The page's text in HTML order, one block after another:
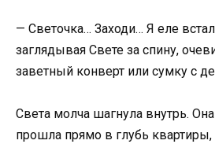
— Светочка… Заходи… Я еле
заглядывая Свете за спину,
заветный конверт или сумку с
Света молча шагнула внутрь.
прошла прямо в глубь квартиры,